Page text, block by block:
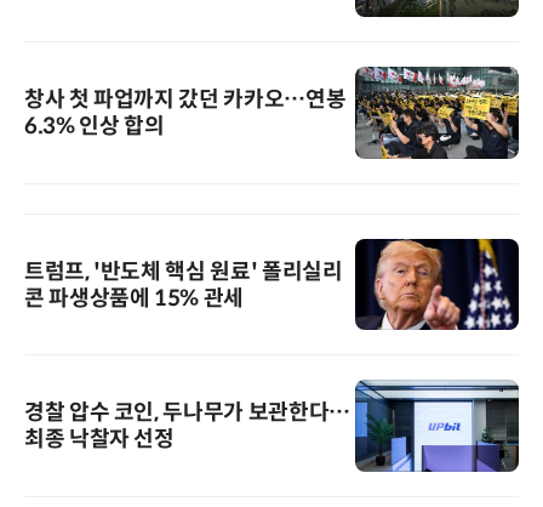
창사 첫 파업까지 갔던 카카오…연봉
6.3% 인상 합의
트럼프, '반도체 핵심 원료' 폴리실리
콘 파생상품에 15% 관세
경찰 압수 코인, 두나무가 보관한다…
최종 낙찰자 선정